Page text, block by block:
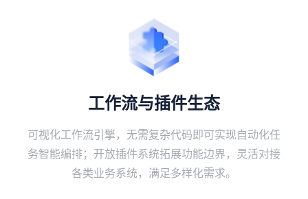
工作流与插件生态
可视化工作流引擎，无需复杂代码即可实现自动化任
务智能编排；开放插件系统拓展功能边界，灵活对接
各类业务系统，满足多样化需求。